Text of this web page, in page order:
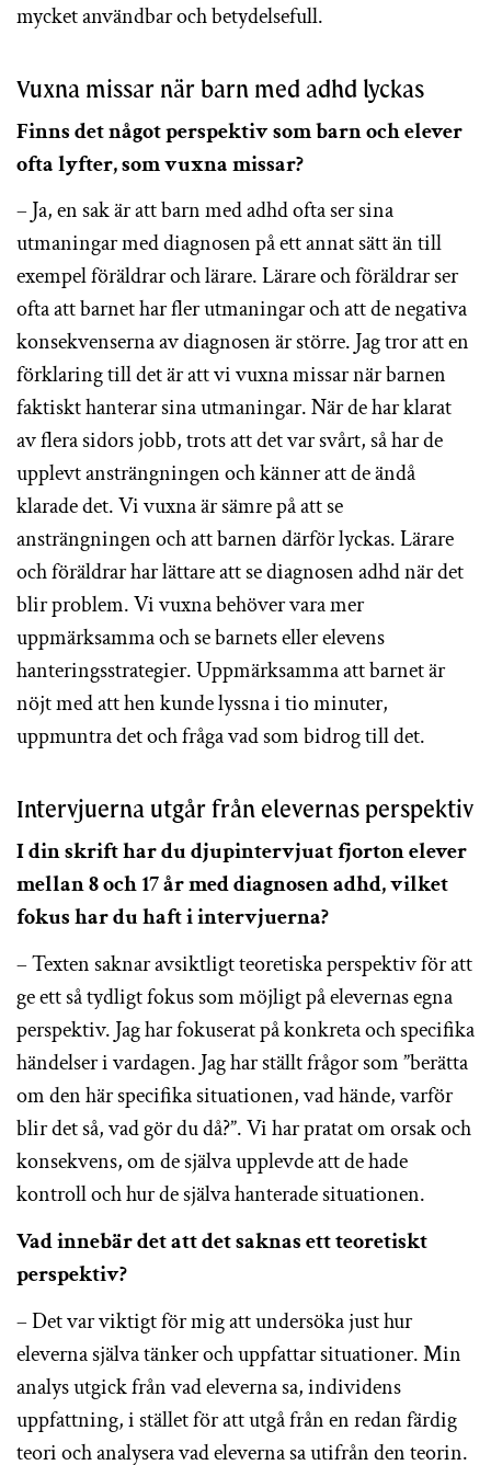
mycket användbar och betydelsefull.
Vuxna missar när barn med adhd lyckas
Finns det något perspektiv som barn och elever
ofta lyfter, som vuxna missar?
– Ja, en sak är att barn med adhd ofta ser sina
utmaningar med diagnosen på ett annat sätt än till
exempel föräldrar och lärare. Lärare och föräldrar ser
ofta att barnet har fler utmaningar och att de negativa
konsekvenserna av diagnosen är större. Jag tror att en
förklaring till det är att vi vuxna missar när barnen
faktiskt hanterar sina utmaningar. När de har klarat
av flera sidors jobb, trots att det var svårt, så har de
upplevt ansträngningen och känner att de ändå
klarade det. Vi vuxna är sämre på att se
ansträngningen och att barnen därför lyckas. Lärare
och föräldrar har lättare att se diagnosen adhd när det
blir problem. Vi vuxna behöver vara mer
uppmärksamma och se barnets eller elevens
hanteringsstrategier. Uppmärksamma att barnet är
nöjt med att hen kunde lyssna i tio minuter,
uppmuntra det och fråga vad som bidrog till det.
Intervjuerna utgår från elevernas perspektiv
I din skrift har du djupintervjuat fjorton elever
mellan 8 och 17 år med diagnosen adhd, vilket
fokus har du haft i intervjuerna?
– Texten saknar avsiktligt teoretiska perspektiv för att
ge ett så tydligt fokus som möjligt på elevernas egna
perspektiv. Jag har fokuserat på konkreta och specifika
händelser i vardagen. Jag har ställt frågor som ”berätta
om den här specifika situationen, vad hände, varför
blir det så, vad gör du då?”. Vi har pratat om orsak och
konsekvens, om de själva upplevde att de hade
kontroll och hur de själva hanterade situationen.
Vad innebär det att det saknas ett teoretiskt
perspektiv?
– Det var viktigt för mig att undersöka just hur
eleverna själva tänker och uppfattar situationer. Min
analys utgick från vad eleverna sa, individens
uppfattning, i stället för att utgå från en redan färdig
teori och analysera vad eleverna sa utifrån den teorin.